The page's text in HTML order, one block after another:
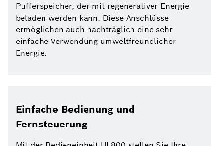
Pufferspeicher, der mit regenerativer Energie
beladen werden kann. Diese Anschlüsse
ermöglichen auch nachträglich eine sehr
einfache Verwendung umweltfreundlicher
Energie.
Einfache Bedienung und
Fernsteuerung